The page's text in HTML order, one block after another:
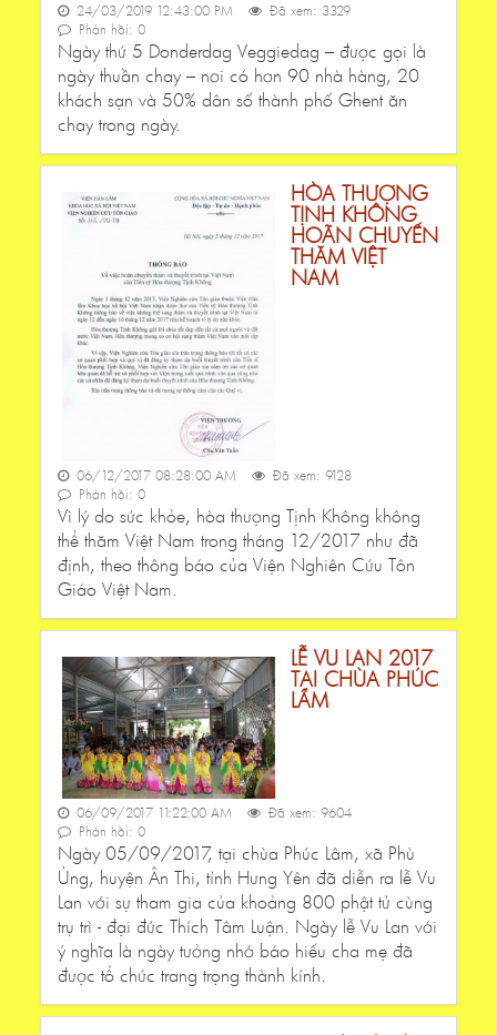
24/03/2019 12:43:00 PM
Đã xem: 3329
Phản hồi: 0
Ngày thứ 5 Donderdag Veggiedag – được gọi là
ngày thuần chay – nơi có hơn 90 nhà hàng, 20
khách sạn và 50% dân số thành phố Ghent ăn
chay trong ngày.
HÒA THƯỢNG
TỊNH KHÔNG
HOÃN CHUYẾN
THĂM VIỆT
NAM
06/12/2017 08:28:00 AM
Đã xem: 9128
Phản hồi: 0
Vì lý do sức khỏe, hòa thượng Tịnh Không không
thể thăm Việt Nam trong tháng 12/2017 như đã
định, theo thông báo của Viện Nghiên Cứu Tôn
Giáo Việt Nam.
LỄ VU LAN 2017
TẠI CHÙA PHÚC
LÂM
06/09/2017 11:22:00 AM
Đã xem: 9604
Phản hồi: 0
Ngày 05/09/2017, tại chùa Phúc Lâm, xã Phù
Ủng, huyện Ân Thi, tỉnh Hưng Yên đã diễn ra lễ Vu
Lan với sự tham gia của khoảng 800 phật tử cùng
trụ trì - đại đức Thích Tâm Luận. Ngày lễ Vu Lan với
ý nghĩa là ngày tưởng nhớ báo hiếu cha mẹ đã
được tổ chức trang trọng thành kính.